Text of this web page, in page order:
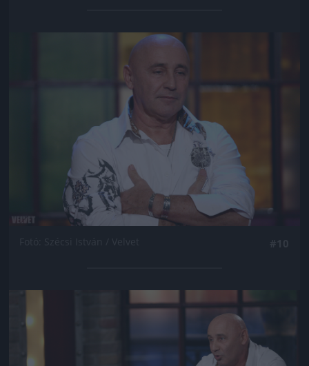
Jön még kép!
Jön még kép!